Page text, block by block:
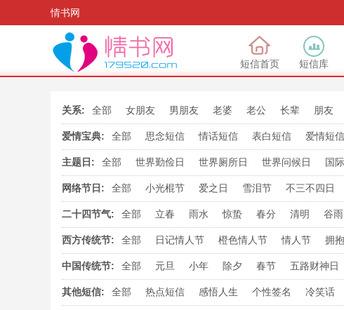
情书网
短信首页 短信库
关系: 全部 女朋友 男朋友 老婆 老公 长辈 朋友
爱情宝典: 全部 思念短信 情话短信 表白短信 爱情短信
主题日: 全部 世界勤俭日 世界厕所日 世界问候日 国
国际秘书日
世界微笑日 国际家庭日
世界邮政日
国际盲人节 世界读书日
网络节日: 全部 小光棍节 爱之日 雪泪节 不三不四日
誓要爱
铁哥们日 誓要发 我爱你 爱己日
我爱妻
亲一亲 世界最疼姐妹日 男人节 久
二十四节气: 全部 立春 雨水 惊蛰 春分 清明 谷雨
大雪
小寒 大寒
西方传统节: 全部 日记情人节 橙色情人节 情人节 拥
愚人节
万圣节 亲吻情人节
中国传统节: 全部 元旦 小年 除夕 春节 五路财神日
七夕节
教师节 中秋节
观世音菩萨出家日
其他短信: 全部 热点短信 感悟人生 个性签名 冷笑话